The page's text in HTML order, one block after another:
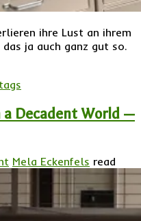
ihre Lust an ihrem
ja auch ganz gut so.
a Decadent World —
Mela Eckenfels read